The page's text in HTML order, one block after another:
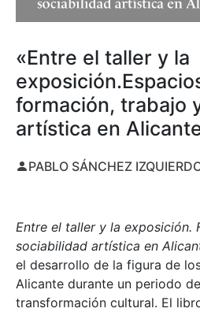
«Entre el taller y la
formación, trabajo
artística en
PABLO SÁNCHEZ
Entre el taller y la exposición.
sociabilidad artística en
el desarrollo de la figura de
Alicante durante un periodo
transformación cultural. El